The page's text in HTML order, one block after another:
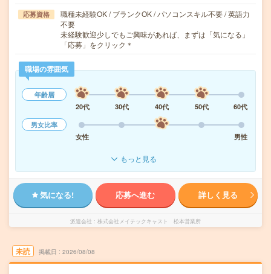
応募資格
職種未経験OK / ブランクOK / パソコンスキル不要 / 英語力
不要
未経験歓迎少しでもご興味があれば、まずは「気になる」
「応募」をクリック＊
職場の雰囲気
年齢層
20代
30代 40代 50代
60代
男女比率
女性
男性
もっと見る
気になる! 応募へ進む 詳しく見る
派遣会社 株式会社メイテックキャスト 松本営業所
未読 掲載日 2026/08/08